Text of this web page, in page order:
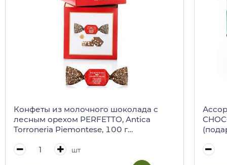
Конфеты из молочного шоколада с
лесным орехом PERFETTO, Antica
Torroneria Piemontese, 100 г
шт